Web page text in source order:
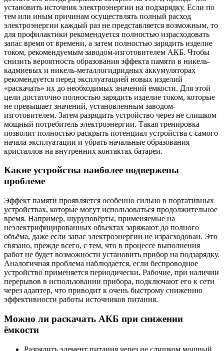
установить источник электроэнергии на подзарядку. Если по
тем или иным причинам осуществлять полный расход
электроэнергии каждый раз не представляется возможным, то
для профилактики рекомендуется полностью израсходовать
запас время от времени, а затем полностью зарядить изделие
током, рекомендуемым заводом-изготовителем АКБ. Чтобы
снизить вероятность образования эффекта памяти в никель-
кадмиевых и никель-металлогидридных аккумуляторах
рекомендуется перед эксплуатацией новых изделий
«раскачать» их до необходимых значений ёмкости. Для этой
цели достаточно полностью зарядить изделие током, которые
не превышает значений, установленным заводом-
изготовителем. Затем разрядить устройство через не слишком
мощный потребитель электроэнергии. Такая тренировка
позволит полностью раскрыть потенциал устройства с самого
начала эксплуатации и убрать начальные образования
кристаллов на внутренних контактах батареи.
Какие устройства наиболее подвержены
проблеме
Эффект памяти проявляется особенно сильно в портативных
устройствах, которые могут использоваться продолжительное
время. Например, шуруповёрты, применяемые на
неэлектрифицированных объектах заряжают до полного
объёма, даже если запас электроэнергии не израсходован. Это
связано, прежде всего, с тем, что в процессе выполнения
работ не будет возможности установить прибор на подзарядку.
Аналогичная проблема наблюдается, если беспроводное
устройство применяется периодически. Рабочие, при наличии
перерывов в использовании прибора, подключают его к сети
через адаптер, что приводит к очень быстрому снижению
эффективности работы источников питания.
Можно ли раскачать АКБ при снижении
ёмкости
Разрядить элемент питания через не слишком мощный